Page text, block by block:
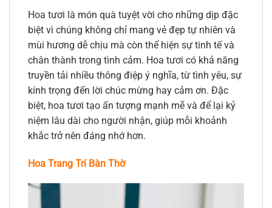
Hoa tươi là món quà tuyệt vời cho những dịp đặc
biệt vì chúng không chỉ mang vẻ đẹp tự nhiên và
mùi hương dễ chịu mà còn thể hiện sự tinh tế và
chân thành trong tình cảm. Hoa tươi có khả năng
truyền tải nhiều thông điệp ý nghĩa, từ tình yêu, sự
kính trọng đến lời chúc mừng hay cảm ơn. Đặc
biệt, hoa tươi tạo ấn tượng mạnh mẽ và để lại kỷ
niệm lâu dài cho người nhận, giúp mỗi khoảnh
khắc trở nên đáng nhớ hơn.
Hoa Trang Trí Bàn Thờ